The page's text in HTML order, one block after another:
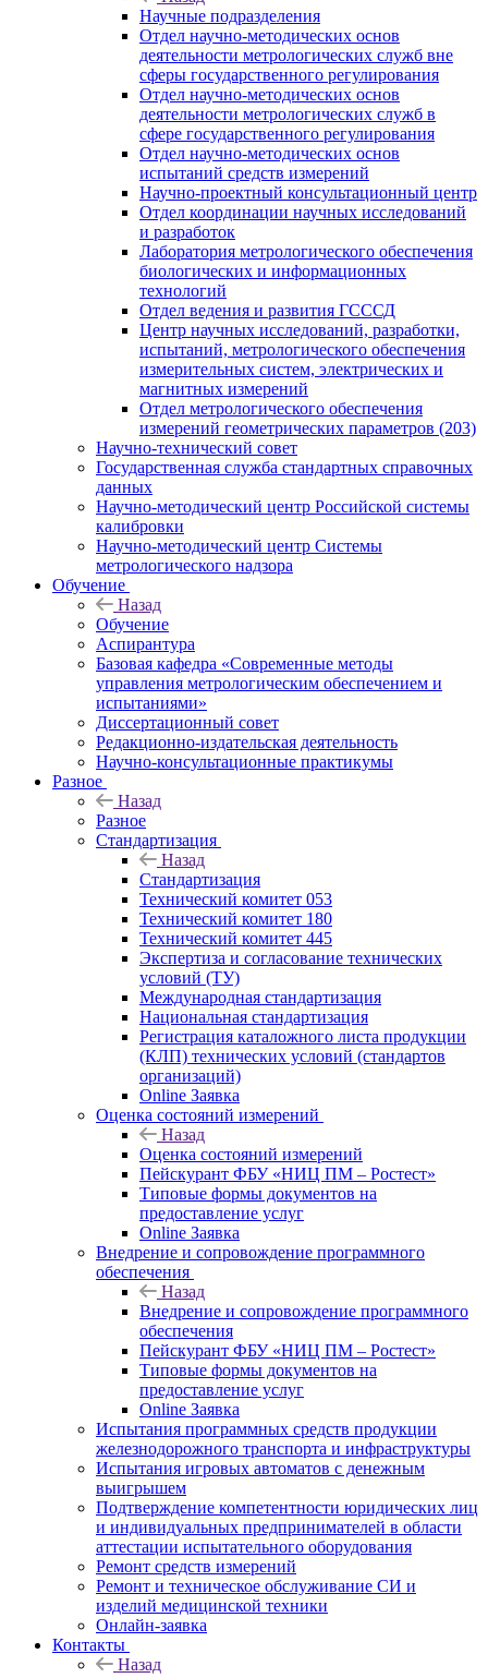
Научные подразделения
Отдел научно-методических основ
деятельности метрологических служб вне
сферы государственного регулирования
Отдел научно-методических основ
деятельности метрологических служб в
сфере государственного регулирования
Отдел научно-методических основ
испытаний средств измерений
Научно-проектный консультационный центр
Отдел координации научных исследований
и разработок
Лаборатория метрологического обеспечения
биологических и информационных
технологий
Отдел ведения и развития ГСССД
Центр научных исследований, разработки,
испытаний, метрологического обеспечения
измерительных систем, электрических и
магнитных измерений
Отдел метрологического обеспечения
измерений геометрических параметров (203)
Научно-технический совет
Государственная служба стандартных справочных
данных
Научно-методический центр Российской системы
калибровки
Научно-методический центр Системы
метрологического надзора
Обучение
Назад
Обучение
Аспирантура
Базовая кафедра «Современные методы
управления метрологическим обеспечением и
испытаниями»
Диссертационный совет
Редакционно-издательская деятельность
Научно-консультационные практикумы
Разное
Назад
Разное
Стандартизация
Назад
Стандартизация
Технический комитет 053
Технический комитет 180
Технический комитет 445
Экспертиза и согласование технических
условий (ТУ)
Международная стандартизация
Национальная стандартизация
Регистрация каталожного листа продукции
(КЛП) технических условий (стандартов
организаций)
Online Заявка
Оценка состояний измерений
Назад
Оценка состояний измерений
Пейскурант ФБУ «НИЦ ПМ – Ростест»
Типовые формы документов на
предоставление услуг
Online Заявка
Внедрение и сопровождение программного
обеспечения
Назад
Внедрение и сопровождение программного
обеспечения
Пейскурант ФБУ «НИЦ ПМ – Ростест»
Типовые формы документов на
предоставление услуг
Online Заявка
Испытания программных средств продукции
железнодорожного транспорта и инфраструктуры
Испытания игровых автоматов с денежным
выигрышем
Подтверждение компетентности юридических лиц
и индивидуальных предпринимателей в области
аттестации испытательного оборудования
Ремонт средств измерений
Ремонт и техническое обслуживание СИ и
изделий медицинской техники
Онлайн-заявка
Контакты
Назад